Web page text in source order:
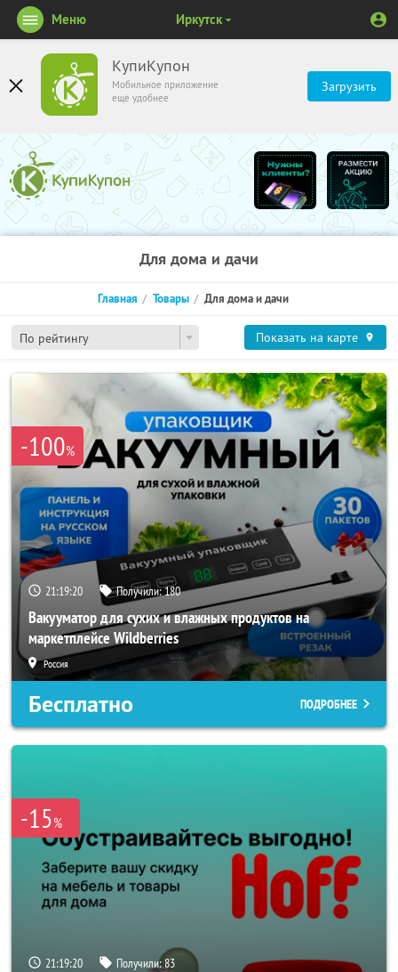
КупиКупон
Мобильное приложение
ещё удобнее
Загрузить
Меню Иркутск
Для дома и дачи
По рейтингу
Главная Товары Для дома и дачи
Показать на карте
-100%
21:19:19 Получили:180
Вакууматор для сухих и влажных продуктов на
маркетплейсе Wildberries
Россия
Бесплатно ПОДРОБНЕЕ
-15%
21:19:19 Получили:83